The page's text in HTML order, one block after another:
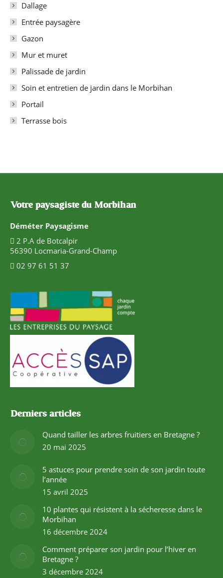
Dallage
Entrée paysagère
Gazon
Mur et muret
Palissade de jardin
Soin et entretien de jardin dans le Morbihan
Portail
Terrasse bois
Votre paysagiste du Morbihan
Déméter Paysagisme
2 P.A de Botcalpir
56390 Locmaria-Grand-Champ
02 97 61 51 37
Derniers articles
Quand tailler les arbres fruitiers en Bretagne ?
20 mai 2025
5 astuces pour prendre soin de son jardin toute
l’année
15 avril 2025
10 plantes qui résistent à la sécheresse dans le
Morbihan
16 décembre 2024
Comment préparer son jardin pour l’hiver en
Bretagne ?
3 décembre 2024